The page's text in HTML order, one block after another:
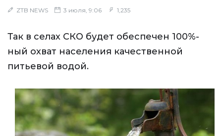
ZTB NEWS 3 июля, 9:06 1,235
Так в селах СКО будет обеспечен 100%-
ный охват населения качественной
питьевой водой.